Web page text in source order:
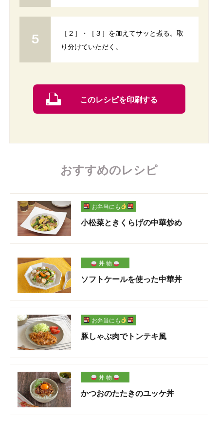
［２］・［３］を加えてサッと煮る。取
り分けていただく。
このレシピを印刷する
おすすめのレシピ
お弁当にも
小松菜ときくらげの中華炒め
丼 物
ソフトケールを使った中華丼
お弁当にも
豚しゃぶ肉でトンテキ風
丼 物
かつおのたたきのユッケ丼